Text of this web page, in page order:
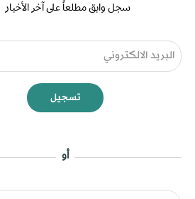
سجل وابق مطلعاً على آخر الأخبار ​
تسجيل
أو